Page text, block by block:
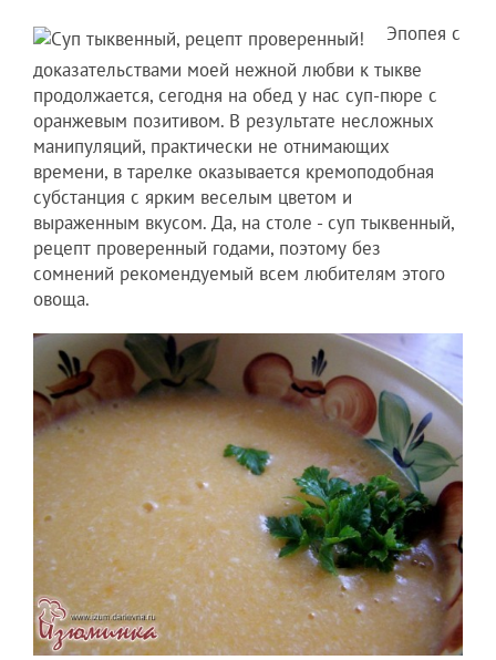
Эпопея с
доказательствами моей нежной любви к тыкве
продолжается, сегодня на обед у нас суп-пюре с
оранжевым позитивом. В результате несложных
манипуляций, практически не отнимающих
времени, в тарелке оказывается кремоподобная
субстанция с ярким веселым цветом и
выраженным вкусом. Да, на столе - суп тыквенный,
рецепт проверенный годами, поэтому без
сомнений рекомендуемый всем любителям этого
овоща.